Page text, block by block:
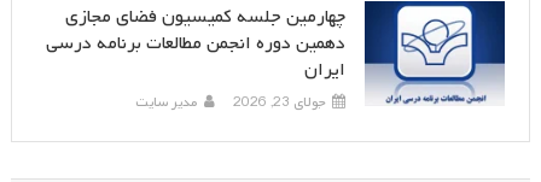
چهارمین جلسه کمیسیون فضای مجازی
دهمین دوره انجمن مطالعات برنامه درسی
ایران
جولای 23, 2026 مدیر سایت